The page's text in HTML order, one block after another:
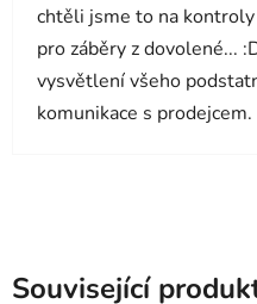
chtěli jsme to na
pro záběry z dovolené...
vysvětlení všeho
komunikace s prodejcem.
Související